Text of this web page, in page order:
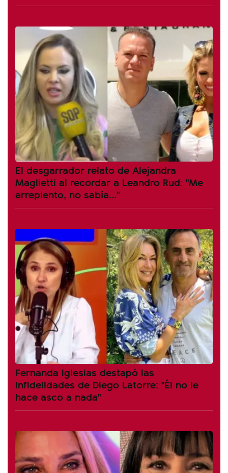
El desgarrador relato de Alejandra
Maglietti al recordar a Leandro Rud: "Me
arrepiento, no sabía..."
Fernanda Iglesias destapó las
infidelidades de Diego Latorre: "Él no le
hace asco a nada"